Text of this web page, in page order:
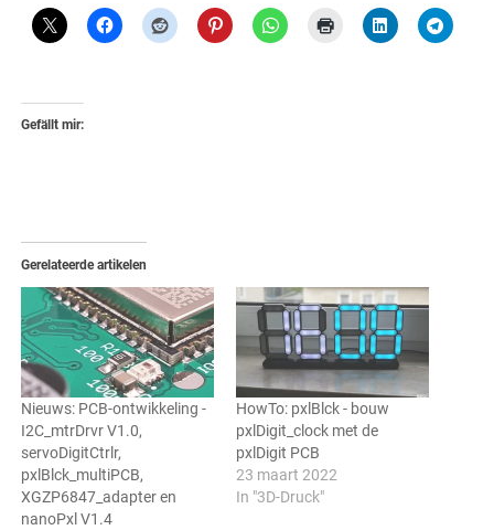
Gefällt mir:
Gerelateerde artikelen
Nieuws: PCB-ontwikkeling -
I2C_mtrDrvr V1.0,
servoDigitCtrlr,
pxlBlck_multiPCB,
XGZP6847_adapter en
nanoPxl V1.4
HowTo: pxlBlck - bouw
pxlDigit_clock met de
pxlDigit PCB
23 maart 2022
In "3D-Druck"